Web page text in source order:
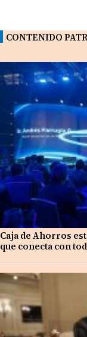
CONTENIDO
Caja de Ahorros
que conecta con